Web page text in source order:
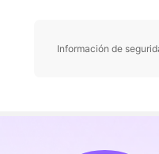
Información de